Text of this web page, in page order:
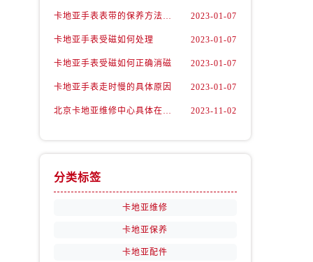
卡地亚手表表带的保养方法有哪些？ 2023-01-07
卡地亚手表受磁如何处理 2023-01-07
卡地亚手表受磁如何正确消磁 2023-01-07
卡地亚手表走时慢的具体原因 2023-01-07
北京卡地亚维修中心具体在哪里？ 2023-11-02
分类标签
卡地亚维修
卡地亚保养
卡地亚配件